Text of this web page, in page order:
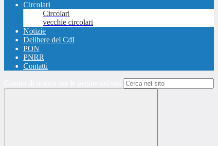
Circolari
Circolari
vecchie circolari
Notizie
Delibere del CdI
PON
PNRR
Contatti